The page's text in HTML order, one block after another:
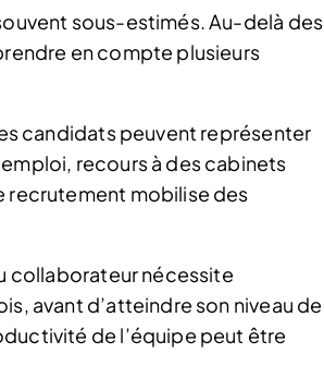
sous-estimés. Au-delà des
en compte plusieurs
candidats peuvent représenter
recours à des cabinets
recrutement mobilise des
collaborateur nécessite
avant d’atteindre son niveau de
de l’équipe peut être